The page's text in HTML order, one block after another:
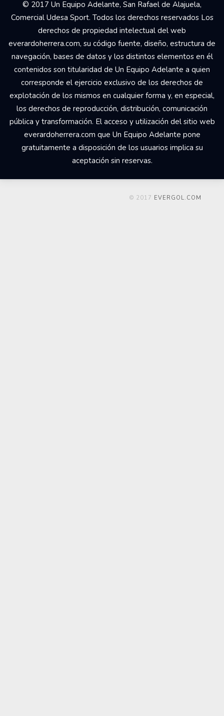
© 2017 Un Equipo Adelante, San Rafael de Alajuela,
Comercial Udesa Sport. Todos los derechos reservados Los
derechos de propiedad intelectual del web
everardoherrera.com, su código fuente, diseño, estructura de
navegación, bases de datos y los distintos elementos en él
contenidos son titularidad de Un Equipo Adelante a quien
corresponde el ejercicio exclusivo de los derechos de
explotación de los mismos en cualquier forma y, en especial,
los derechos de reproducción, distribución, comunicación
pública y transformación. El acceso y utilización del sitio web
everardoherrera.com que Un Equipo Adelante pone
gratuitamente a disposición de los usuarios implica su
aceptación sin reservas.
© 2017 EVERGOL.COM